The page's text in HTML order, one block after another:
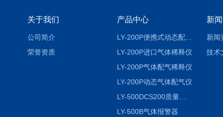
关于我们
公司简介
荣誉资质
产品中心
LY-200P便携式动态配气仪进口
LY-200P进口气体稀释仪
LY-200P气体配气稀释仪
LY-200P动态气体配气仪
LY-500DCS200质量流量控制仪
LY-500B气体报警器
新
新闻
技术